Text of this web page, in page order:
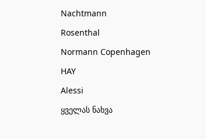
Nachtmann
Rosenthal
Normann Copenhagen
HAY
Alessi
ყველას ნახვა